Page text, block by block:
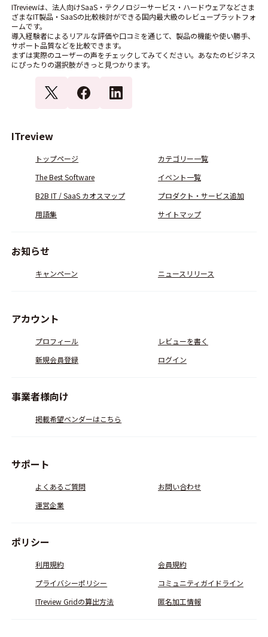
ITreviewは、法人向けSaaS・テクノロジーサービス・ハードウェアなどさま
ざまなIT製品・SaaSの比較検討ができる国内最大級のレビュープラットフォ
ームです。
導入経験者によるリアルな評価や口コミを通じて、製品の機能や使い勝手、
サポート品質などを比較できます。
まずは実際のユーザーの声をチェックしてみてください。あなたのビジネス
にぴったりの選択肢がきっと見つかります。
ITreview
トップページ
カテゴリー一覧
The Best Software
イベント一覧
B2B IT / SaaS カオスマップ
プロダクト・サービス追加
用語集
サイトマップ
お知らせ
キャンペーン ニュースリリース
アカウント
プロフィール
レビューを書く
新規会員登録
ログイン
事業者様向け
掲載希望ベンダーはこちら
サポート
よくあるご質問
お問い合わせ
運営企業
ポリシー
利用規約
会員規約
プライバシーポリシー
コミュニティガイドライン
ITreview Gridの算出方法
匿名加工情報